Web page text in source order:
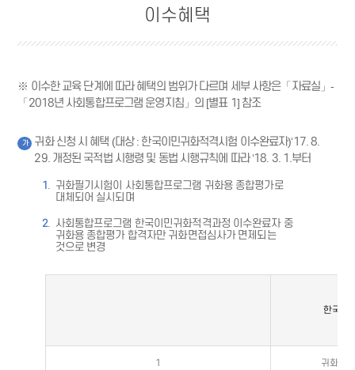
이수혜택
※ 이수한 교육 단계에 따라 혜택의 범위가 다르며 세부 사항은「자료실」-
「2018년 사회통합프로그램 운영지침」의 [별표 1] 참조
가
귀화 신청 시 혜택 (대상 : 한국이민귀화적격시험 이수완료자)‘17. 8.
29. 개정된 국적법 시행령 및 동법 시행규칙에 따라 ‘18. 3. 1.부터
귀화필기시험이 사회통합프로그램 귀화용 종합평가로
대체되어 실시되며
사회통합프로그램 한국이민귀화적격과정 이수완료자 중
귀화용 종합평가 합격자만 귀화면접심사가 면제되는
것으로 변경
한국이
1 귀화신